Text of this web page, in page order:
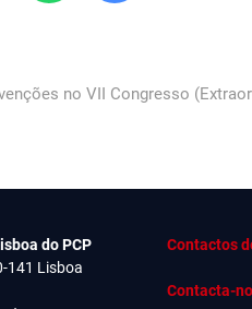
no VII Congresso
do PCP
141 Lisboa
Contactos
Contacta-